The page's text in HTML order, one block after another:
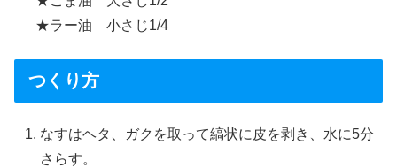
★ラー油 小さじ1/4
つくり方
なすはヘタ、ガクを取って縞状に皮を剥き、水に5分
さらす。